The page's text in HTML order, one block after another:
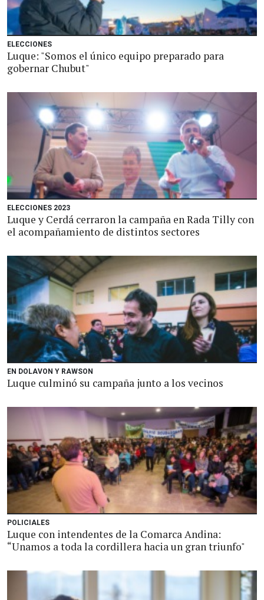
ELECCIONES
Luque: "Somos el único equipo preparado para
gobernar Chubut"
ELECCIONES 2023
Luque y Cerdá cerraron la campaña en Rada Tilly con
el acompañamiento de distintos sectores
EN DOLAVON Y RAWSON
Luque culminó su campaña junto a los vecinos
POLICIALES
Luque con intendentes de la Comarca Andina:
“Unamos a toda la cordillera hacia un gran triunfo"